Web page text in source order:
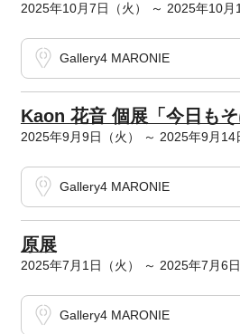
2025年10月7日（火） ～ 2025年10月
Gallery4 MARONIE
Kaon 花音 個展「今日もそ
2025年9月9日（火） ～ 2025年9月14
Gallery4 MARONIE
原展
2025年7月1日（火） ～ 2025年7月6日
Gallery4 MARONIE